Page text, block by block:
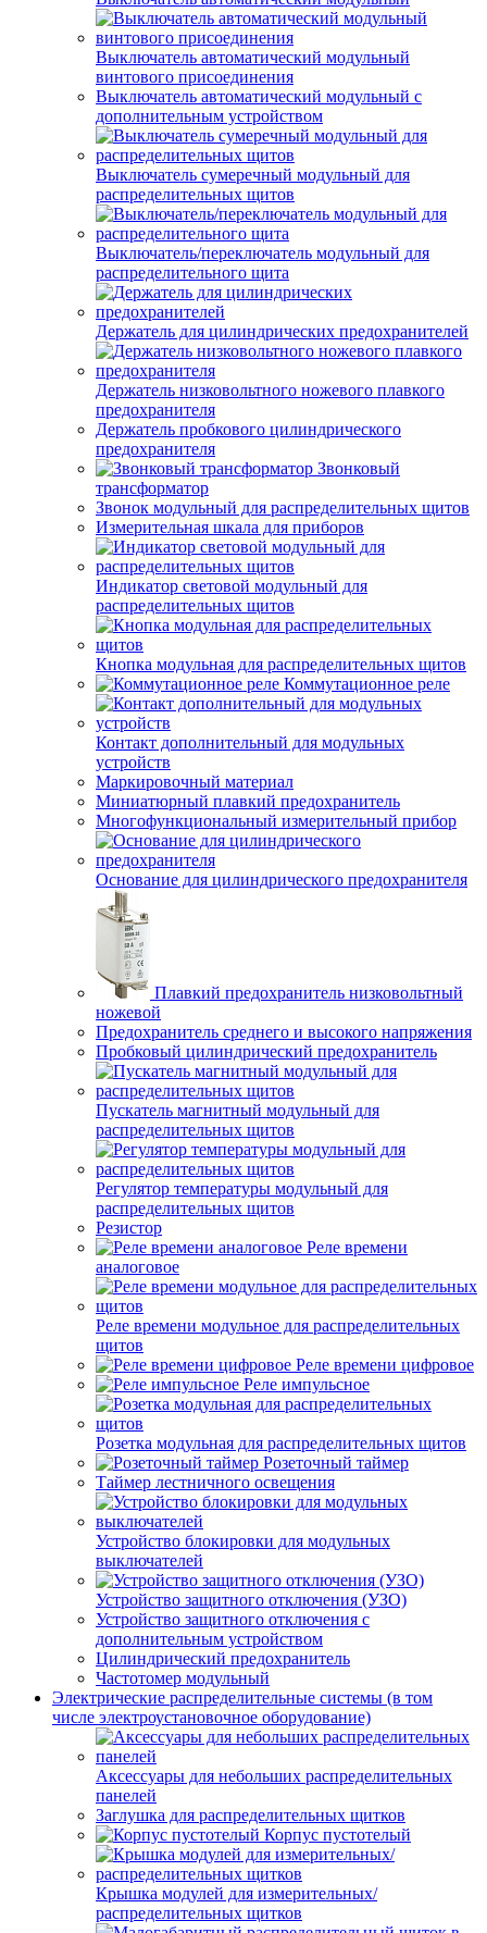
Выключатель автоматический модульный
винтового присоединения
Выключатель автоматический модульный с
дополнительным устройством
Выключатель сумеречный модульный для
распределительных щитов
Выключатель/переключатель модульный для
распределительного щита
Держатель для цилиндрических предохранителей
Держатель низковольтного ножевого плавкого
предохранителя
Держатель пробкового цилиндрического
предохранителя
Звонковый
трансформатор
Звонок модульный для распределительных щитов
Измерительная шкала для приборов
Индикатор световой модульный для
распределительных щитов
Кнопка модульная для распределительных щитов
Коммутационное реле
Контакт дополнительный для модульных
устройств
Маркировочный материал
Миниатюрный плавкий предохранитель
Многофункциональный измерительный прибор
Основание для цилиндрического предохранителя
Плавкий предохранитель низковольтный
ножевой
Предохранитель среднего и высокого напряжения
Пробковый цилиндрический предохранитель
Пускатель магнитный модульный для
распределительных щитов
Регулятор температуры модульный для
распределительных щитов
Резистор
Реле времени
аналоговое
Реле времени модульное для распределительных
щитов
Реле времени цифровое
Реле импульсное
Розетка модульная для распределительных щитов
Розеточный таймер
Таймер лестничного освещения
Устройство блокировки для модульных
выключателей
Устройство защитного отключения (УЗО)
Устройство защитного отключения с
дополнительным устройством
Цилиндрический предохранитель
Частотомер модульный
Электрические распределительные системы (в том
числе электроустановочное оборудование)
Аксессуары для небольших распределительных
панелей
Заглушка для распределительных щитков
Корпус пустотелый
Крышка модулей для измерительных/
распределительных щитков